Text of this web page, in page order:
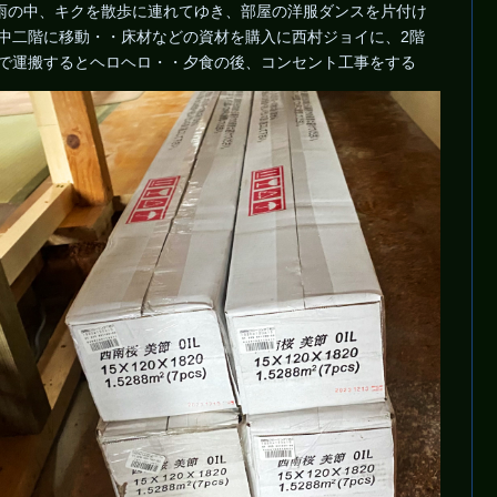
の中、キクを散歩に連れてゆき、部屋の洋服ダンスを片付け
二階に移動・・床材などの資材を購入に西村ジョイに、2階
運搬するとヘロヘロ・・夕食の後、コンセント工事をする